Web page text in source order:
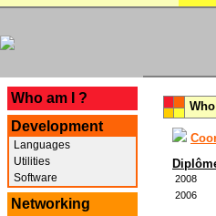
Who am I ?
Development
Languages
Utilities
Software
Networking
2008
2006